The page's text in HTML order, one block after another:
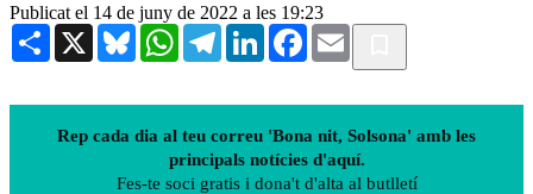
Publicat el 14 de juny de 2022 a les 19:23
Share X BlueskyWhatsAppTelegramLinkedInFacebook
Email
Rep cada dia al teu correu 'Bona nit, Solsona' amb les
principals notícies d'aquí.
Fes-te soci gratis i dona't d'alta al butlletí